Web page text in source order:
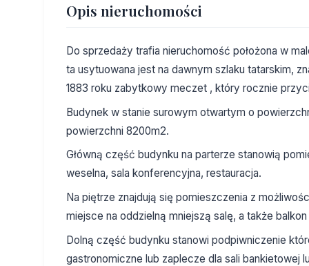
Opis nieruchomości
Do sprzedaży trafia nieruchomość położona w
ta usytuowana jest na dawnym szlaku tatarskim,
1883 roku zabytkowy meczet , który rocznie
Budynek w stanie surowym otwartym o
powierzchni 8200m2.
Główną część budynku na parterze stanowią
weselna, sala konferencyjna, restauracja.
Na piętrze znajdują się pomieszczenia z
miejsce na oddzielną mniejszą salę, a także
Dolną część budynku stanowi podpiwniczenie
gastronomiczne lub zaplecze dla sali bankietowej